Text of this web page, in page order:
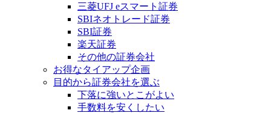
三菱UFJ eスマート証券
SBIネオトレード証券
SBI証券
楽天証券
その他の証券会社
お得なタイアップ企画
目的から証券会社を選ぶ
下落に強いとこがよい
手数料を安くしたい